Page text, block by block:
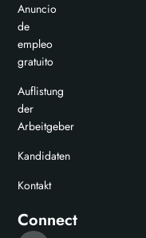
Anuncio
de
empleo
gratuito
Auflistung
der
Arbeitgeber
Kandidaten
Kontakt
Connect